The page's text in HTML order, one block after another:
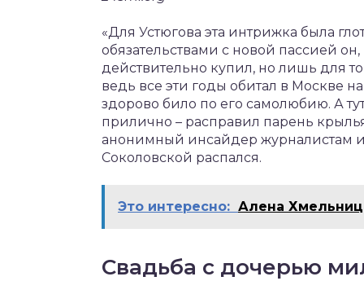
«Для Устюгова эта интрижка была
обязательствами с новой пассией
действительно купил, но лишь для
ведь все эти годы обитал в Москве
здорово било по его самолюбию. А
прилично – расправил парень
анонимный инсайдер журналистам
Соколовской распался.
Это интересно: Алена
Свадьба с дочерью